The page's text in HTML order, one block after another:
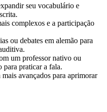
seu vocabulário e
complexos e a participação
ou debates em alemão para
um professor nativo ou
para praticar a fala.
avançados para aprimorar